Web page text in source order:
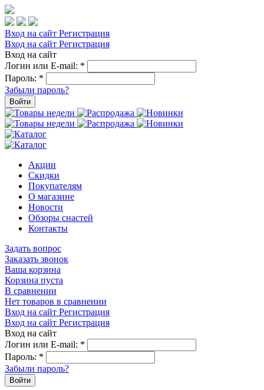
Вход на сайт Регистрация
Вход на сайт Регистрация
Вход на сайт
Логин или E-mail: *
Пароль: *
Забыли пароль?
Войти
Акции
Скидки
Покупателям
О магазине
Новости
Обзоры снастей
Контакты
Задать вопрос
Заказать звонок
Ваша корзина
Корзина пуста
В сравнении
Нет товаров в сравнении
Вход на сайт Регистрация
Вход на сайт Регистрация
Вход на сайт
Логин или E-mail: *
Пароль: *
Забыли пароль?
Войти